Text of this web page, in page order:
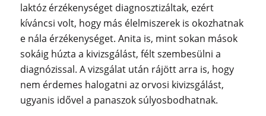
laktóz érzékenységet diagnosztizáltak, ezért
kíváncsi volt, hogy más élelmiszerek is okozhatnak
e nála érzékenységet. Anita is, mint sokan mások
sokáig húzta a kivizsgálást, félt szembesülni a
diagnózissal. A vizsgálat után rájött arra is, hogy
nem érdemes halogatni az orvosi kivizsgálást,
ugyanis idővel a panaszok súlyosbodhatnak.